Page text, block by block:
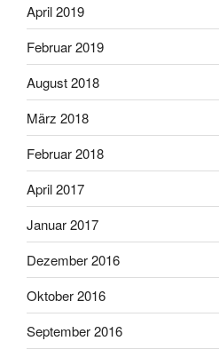
April 2019
Februar 2019
August 2018
März 2018
Februar 2018
April 2017
Januar 2017
Dezember 2016
Oktober 2016
September 2016